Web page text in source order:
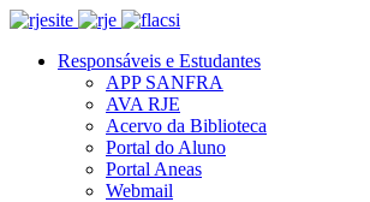
Responsáveis e Estudantes
APP SANFRA
AVA RJE
Acervo da Biblioteca
Portal do Aluno
Portal Aneas
Webmail